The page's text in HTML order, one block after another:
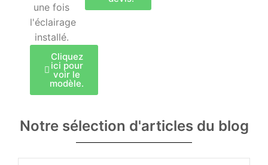
une fois
l'éclairage
installé.
Cliquez
ici pour
voir le
modèle.
Notre sélection d'articles du blog